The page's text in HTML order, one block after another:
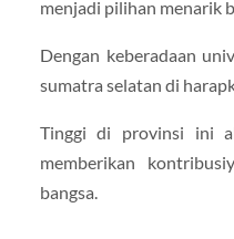
menjadi pilihan menarik
Dengan keberadaan
sumatra selatan di
Tinggi di provinsi ini
memberikan
bangsa.